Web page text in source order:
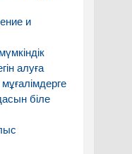
и
алуға
біле